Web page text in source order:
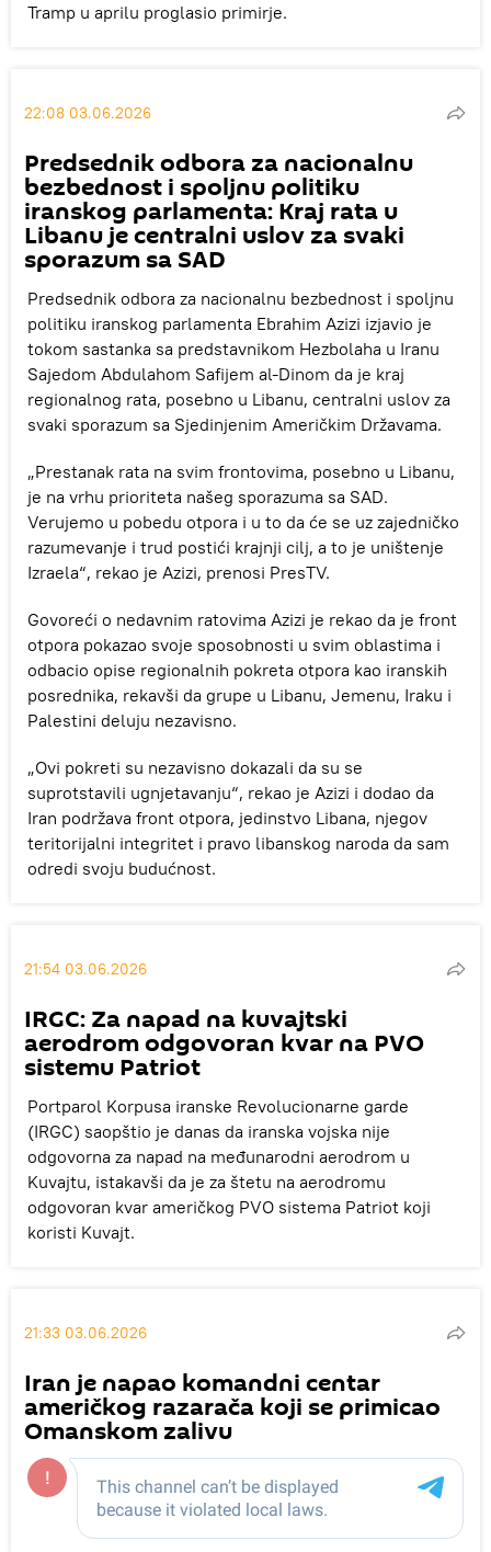
Tramp u aprilu proglasio primirje.
22:08 03.06.2026
Predsednik odbora za nacionalnu
bezbednost i spoljnu politiku
iranskog parlamenta: Kraj rata u
Libanu je centralni uslov za svaki
sporazum sa SAD
Predsednik odbora za nacionalnu bezbednost i spoljnu
politiku iranskog parlamenta Ebrahim Azizi izjavio je
tokom sastanka sa predstavnikom Hezbolaha u Iranu
Sajedom Abdulahom Safijem al-Dinom da je kraj
regionalnog rata, posebno u Libanu, centralni uslov za
svaki sporazum sa Sjedinjenim Američkim Državama.
„Prestanak rata na svim frontovima, posebno u Libanu,
je na vrhu prioriteta našeg sporazuma sa SAD.
Verujemo u pobedu otpora i u to da će se uz zajedničko
razumevanje i trud postići krajnji cilj, a to je uništenje
Izraela“, rekao je Azizi, prenosi PresTV.
Govoreći o nedavnim ratovima Azizi je rekao da je front
otpora pokazao svoje sposobnosti u svim oblastima i
odbacio opise regionalnih pokreta otpora kao iranskih
posrednika, rekavši da grupe u Libanu, Jemenu, Iraku i
Palestini deluju nezavisno.
„Ovi pokreti su nezavisno dokazali da su se
suprotstavili ugnjetavanju“, rekao je Azizi i dodao da
Iran podržava front otpora, jedinstvo Libana, njegov
teritorijalni integritet i pravo libanskog naroda da sam
odredi svoju budućnost.
21:54 03.06.2026
IRGC: Za napad na kuvajtski
aerodrom odgovoran kvar na PVO
sistemu Patriot
Portparol Korpusa iranske Revolucionarne garde
(IRGC) saopštio je danas da iranska vojska nije
odgovorna za napad na međunarodni aerodrom u
Kuvajtu, istakavši da je za štetu na aerodromu
odgovoran kvar američkog PVO sistema Patriot koji
koristi Kuvajt.
21:33 03.06.2026
Iran je napao komandni centar
američkog razarača koji se primicao
Omanskom zalivu